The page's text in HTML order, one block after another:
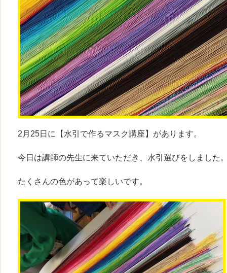
2月25日に【水引で作るマスク講座】があります。
今日は講師の先生に来ていただき、水引選びをしました
たくさんの色があって楽しいです。